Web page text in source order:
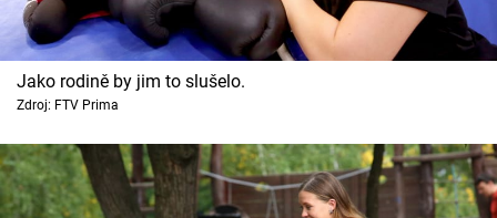
Jako rodině by jim to slušelo.
Zdroj: FTV Prima